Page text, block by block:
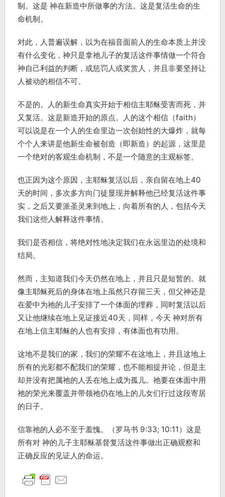
制。这是 神在新造中所做事的方法。这是复活生命的生
命机制。
对此，人普遍误解，以为在福音面前人的生命本质上并没
有什么变化，神只是拿祂儿子的复活这件事情做一个符合
神自己利益的判断，或惩罚人或奖赏人，并且非要坚持让
人被动的相信不可。
不是的。人的新生命真实开始于相信主耶稣受害而死，并
又复活。这是新造开始的原点。人的这个相信（faith）
可以说是在一个人的生命里边一次创始性的大爆炸，就每
个个人来讲是他新生命被创造（即新造）的起源，这里是
一个绝对的客观生命机制，不是一个随意的主观标签。
也正因为这个原因，主耶稣复活以后，亲自留在地上40
天的时间，多次多方向门徒显现并解释他已经复活这件事
实，之后又要派圣灵来到地上，向着所有的人，包括今天
我们这些人解释这件事情。
我们是否相信，将绝对性地决定我们在永远里边的处境和
结局。
然而，主知道我们今天仍然在地上，并且只是短暂的。就
像主耶稣死后的身体在地上虽然只存留三天，但父神还是
在爱中为祂的儿子安排了一个体面的埋葬，同时复活以后
又让他继续在地上见证接近40天，同样，今天 神对所有
在地上信主耶稣的人也有安排，有体面也有功用。
这地不是我们的家，我们的荣耀不在这地上，并且这地上
所有的光彩都不配我们的荣耀，也不能相提并论，但是主
却并没有把属祂的人丢在地上成为孤儿。祂要在体面中用
祂的荣光来覆盖并带领祂仍在地上的儿女们行过这段寄居
的日子。
信靠祂的人必不至于羞愧。（罗马书 9:33; 10:11）这是
所有对 神的儿子主耶稣基督复活这件事做出正确观察和
正确反应的见证人的命运。